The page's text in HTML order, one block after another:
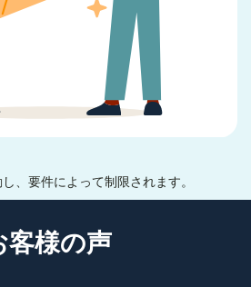
、要件によって制限されます。
客様の声